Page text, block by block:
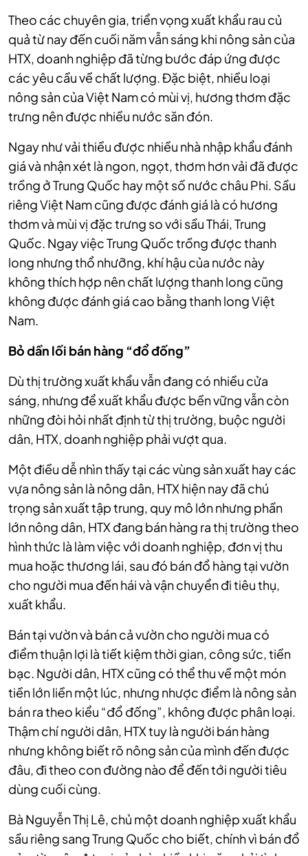
Theo các chuyên gia, triển vọng xuất khẩu rau củ
quả từ nay đến cuối năm vẫn sáng khi nông sản của
HTX, doanh nghiệp đã từng bước đáp ứng được
các yêu cầu về chất lượng. Đặc biệt, nhiều loại
nông sản của Việt Nam có mùi vị, hương thơm đặc
trưng nên được nhiều nước săn đón.
Ngay như vải thiều được nhiều nhà nhập khẩu đánh
giá và nhận xét là ngon, ngọt, thơm hơn vải đã được
trồng ở Trung Quốc hay một số nước châu Phi. Sầu
riêng Việt Nam cũng được đánh giá là có hương
thơm và mùi vị đặc trưng so với sầu Thái, Trung
Quốc. Ngay việc Trung Quốc trồng được thanh
long nhưng thổ nhưỡng, khí hậu của nước này
không thích hợp nên chất lượng thanh long cũng
không được đánh giá cao bằng thanh long Việt
Nam.
Bỏ dần lối bán hàng “đổ đống”
Dù thị trường xuất khẩu vẫn đang có nhiều cửa
sáng, nhưng để xuất khẩu được bền vững vẫn còn
những đòi hỏi nhất định từ thị trường, buộc người
dân, HTX, doanh nghiệp phải vượt qua.
Một điều dễ nhìn thấy tại các vùng sản xuất hay các
vựa nông sản là nông dân, HTX hiện nay đã chú
trọng sản xuất tập trung, quy mô lớn nhưng phần
lớn nông dân, HTX đang bán hàng ra thị trường theo
hình thức là làm việc với doanh nghiệp, đơn vị thu
mua hoặc thương lái, sau đó bán đổ hàng tại vườn
cho người mua đến hái và vận chuyển đi tiêu thụ,
xuất khẩu.
Bán tại vườn và bán cả vườn cho người mua có
điểm thuận lợi là tiết kiệm thời gian, công sức, tiền
bạc. Người dân, HTX cũng có thể thu về một món
tiền lớn liền một lúc, nhưng nhược điểm là nông sản
bán ra theo kiểu “đổ đống”, không được phân loại.
Thậm chí người dân, HTX tuy là người bán hàng
nhưng không biết rõ nông sản của mình đến được
đâu, đi theo con đường nào để đến tới người tiêu
dùng cuối cùng.
Bà Nguyễn Thị Lê, chủ một doanh nghiệp xuất khẩu
sầu riêng sang Trung Quốc cho biết, chính vì bán đổ